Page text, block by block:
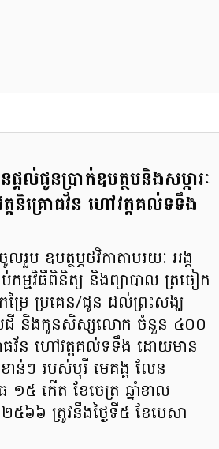
តល់ជូនប្រាក់ឧបត្ថមនិងសម្ភារៈ
តនិគ្រោធវ័ន ហៅវត្តគល់ទទឹង
រួម ឧបត្ថម្ភថវិកាតាមរយៈ អង្គ
កម្មវិធីពិនិត្យ និងព្យាបាល ត្រចៀក
រៃ ប្រគេន/ជូន ដល់ព្រះសង្ឃ
យជី និងកូនសិស្សលោក ចំនួន ៤០០
ោធវ័ន ហៅវត្តគល់ទទឹង ដោយមាន
ាន់ៗ របស់បុរី មេគង្គ លែន
១៥ កើត ខែចេត្រ ឆ្នាំខាល
៥៦៦ ត្រូវនឹងថ្ងៃទី៥ ខែមេសា